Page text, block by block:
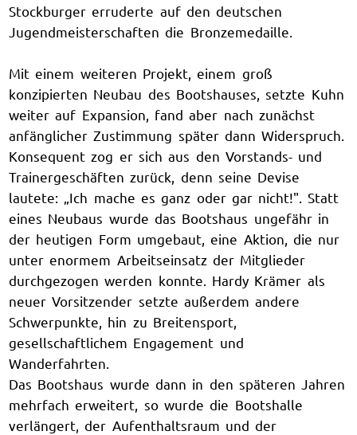
Stockburger erruderte auf den deutschen
Jugendmeisterschaften die Bronzemedaille.
Mit einem weiteren Projekt, einem groß
konzipierten Neubau des Bootshauses, setzte Kuhn
weiter auf Expansion, fand aber nach zunächst
anfänglicher Zustimmung später dann Widerspruch.
Konsequent zog er sich aus den Vorstands- und
Trainergeschäften zurück, denn seine Devise
lautete: „Ich mache es ganz oder gar nicht!". Statt
eines Neubaus wurde das Bootshaus ungefähr in
der heutigen Form umgebaut, eine Aktion, die nur
unter enormem Arbeitseinsatz der Mitglieder
durchgezogen werden konnte. Hardy Krämer als
neuer Vorsitzender setzte außerdem andere
Schwerpunkte, hin zu Breitensport,
gesellschaftlichem Engagement und
Wanderfahrten.
Das Bootshaus wurde dann in den späteren Jahren
mehrfach erweitert, so wurde die Bootshalle
verlängert, der Aufenthaltsraum und der